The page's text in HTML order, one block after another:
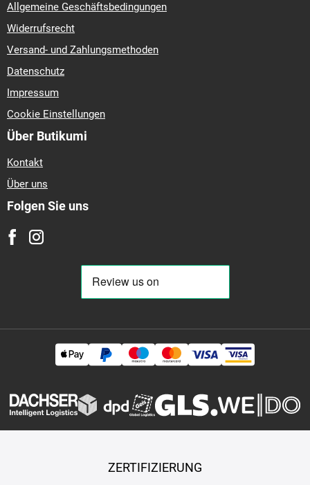
Allgemeine Geschäftsbedingungen
Widerrufsrecht
Versand- und Zahlungsmethoden
Datenschutz
Impressum
Cookie Einstellungen
Über Butikumi
Kontakt
Über uns
Folgen Sie uns
ZERTIFIZIERUNG